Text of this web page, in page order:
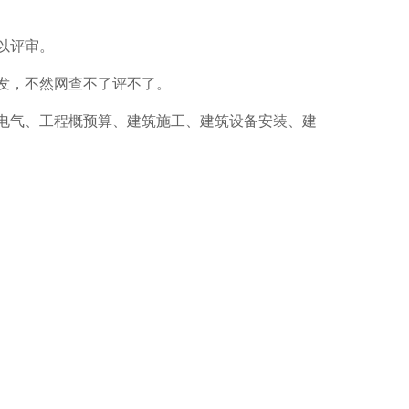
审。
不然网查不了评不了。
、工程概预算、建筑施工、建筑设备安装、建